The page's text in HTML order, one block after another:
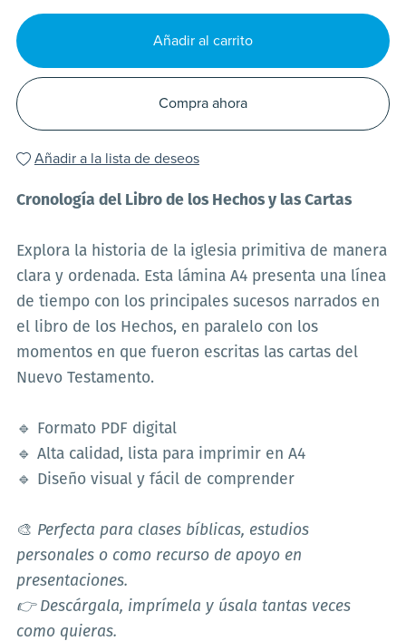
Añadir al carrito
Compra ahora
Añadir a la lista de deseos
Cronología del Libro de los Hechos y las Cartas
Explora la historia de la iglesia primitiva de manera
clara y ordenada. Esta lámina A4 presenta una línea
de tiempo con los principales sucesos narrados en
el libro de los Hechos, en paralelo con los
momentos en que fueron escritas las cartas del
Nuevo Testamento.
🔹 Formato PDF digital
🔹 Alta calidad, lista para imprimir en A4
🔹 Diseño visual y fácil de comprender
🎨 Perfecta para clases bíblicas, estudios
personales o como recurso de apoyo en
presentaciones.
👉 Descárgala, imprímela y úsala tantas veces
como quieras.